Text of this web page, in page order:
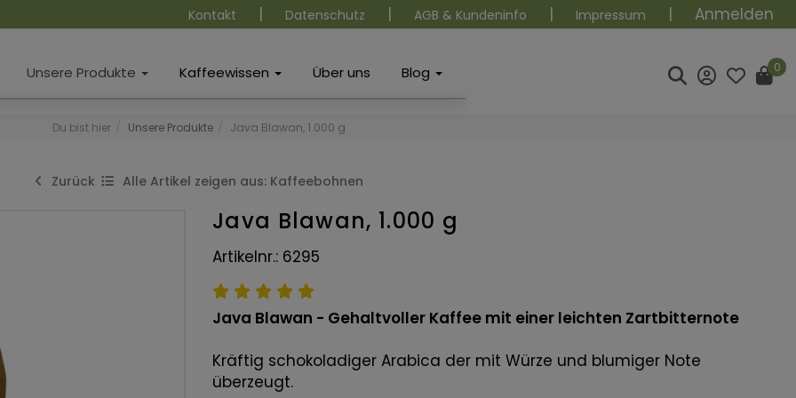
Kontakt | Datenschutz | AGB & Kundeninfo | Impressum | Anmelden
Unsere Produkte Kaffeewissen Über uns Blog 0
Du bist hier Unsere Produkte Java Blawan, 1.000 g
Zurück Alle Artikel zeigen aus: Kaffeebohnen
Java Blawan, 1.000 g
Artikelnr.: 6295
Java Blawan - Gehaltvoller Kaffee mit einer leichten Zartbitternote
Kräftig schokoladiger Arabica der mit Würze und blumiger Note
überzeugt.